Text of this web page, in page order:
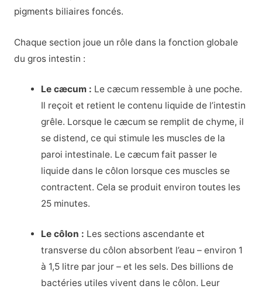
pigments biliaires foncés.
Chaque section joue un rôle dans la fonction globale
du gros intestin :
Le cæcum : Le cæcum ressemble à une poche.
Il reçoit et retient le contenu liquide de l’intestin
grêle. Lorsque le cæcum se remplit de chyme, il
se distend, ce qui stimule les muscles de la
paroi intestinale. Le cæcum fait passer le
liquide dans le côlon lorsque ces muscles se
contractent. Cela se produit environ toutes les
25 minutes.
Le côlon : Les sections ascendante et
transverse du côlon absorbent l’eau – environ 1
à 1,5 litre par jour – et les sels. Des billions de
bactéries utiles vivent dans le côlon. Leur